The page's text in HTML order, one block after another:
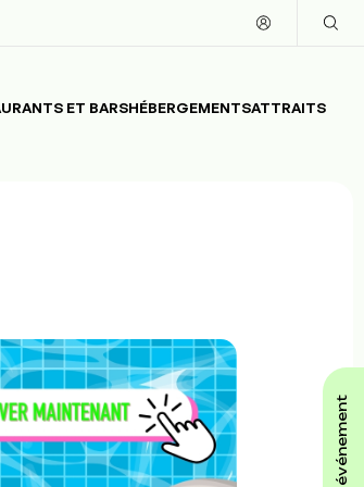
ET BARSHÉBERGEMENTSATTRAITS